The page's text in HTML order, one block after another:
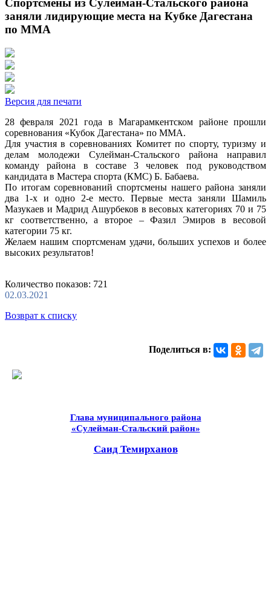
Спортсмены из Сулейман-Стальского района
заняли лидирующие места на Кубке Дагестана
по ММА
Версия для печати
28 февраля 2021 года в Магарамкентском районе прошли
соревнования «Кубок Дагестана» по ММА.
Для участия в соревнованиях Комитет по спорту, туризму и
делам молодежи Сулейман-Стальского района направил
команду района в составе 3 человек под руководством
кандидата в Мастера спорта (КМС) Б. Бабаева.
По итогам соревнований спортсмены нашего района заняли
два 1-х и одно 2-е место. Первые места заняли Шамиль
Мазукаев и Мадрид Ашурбеков в весовых категориях 70 и 75
кг соответственно, а второе – Фазил Эмиров в весовой
категории 75 кг.
Желаем нашим спортсменам удачи, больших успехов и более
высоких результатов!
Количество показов: 721
02.03.2021
Возврат к списку
Поделиться в:
Глава муниципального района
«Сулейман-Стальский район»
Саид Темирханов